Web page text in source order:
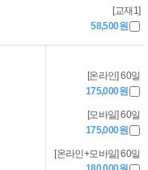
[교재1]
58,500원
[온라인] 60일
175,000원
[모바일] 60일
175,000원
[온라인+모바일] 60일